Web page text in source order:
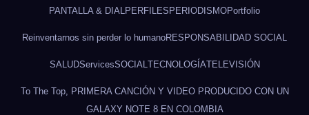
PANTALLA & DIALPERFILES PERIODISMOPortfolio
Reinventarnos sin perder lo humanoRESPONSABILIDAD SOCIAL
SALUDServicesSOCIAL TECNOLOGÍATELEVISIÓN
To The Top, PRIMERA CANCIÓN Y VIDEO PRODUCIDO CON UN
GALAXY NOTE 8 EN COLOMBIA